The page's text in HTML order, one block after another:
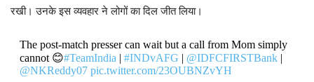
रखी। उनके इस व्यवहार ने लोगों का दिल जीत लिया।
The post-match presser can wait but a call from Mom simply
cannot 😊#TeamIndia | #INDvAFG | @IDFCFIRSTBank|
@NKReddy07 pic.twitter.com/23OUBNZvYH